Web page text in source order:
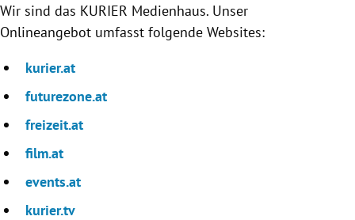
Wir sind das KURIER Medienhaus. Unser
Onlineangebot umfasst folgende Websites:
kurier.at
futurezone.at
freizeit.at
film.at
events.at
kurier.tv